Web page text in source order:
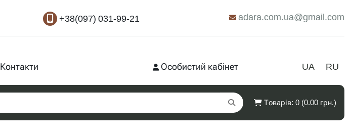
+38(097) 031-99-21 adara.com.ua@gmail.com
Контакти UA RU
Особистий кабінет
Товарів: 0 (0.00 грн.)